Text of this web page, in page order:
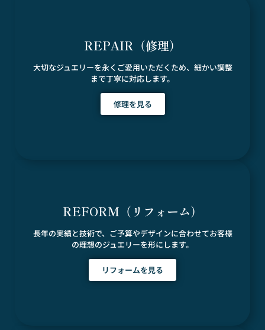
REPAIR（修理）
大切なジュエリーを永くご愛用いただくため、細かい調整
まで丁寧に対応します。
修理を見る
REFORM（リフォーム）
長年の実績と技術で、ご予算やデザインに合わせてお客様
の理想のジュエリーを形にします。
リフォームを見る